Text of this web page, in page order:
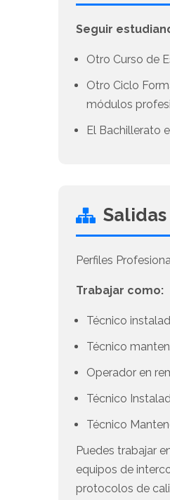
Seguir
Otro Curso de
Otro Ciclo
módulos
El Bachillerato
Perfiles
Trabajar como:
Técnico
Técnico
Operador en
Técnico
Técnico
Puedes trabajar
equipos de
protocolos de